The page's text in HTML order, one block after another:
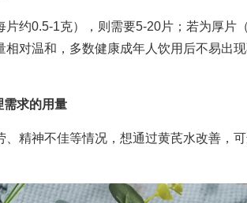
0.5-1克），则需要5-20片；若为厚片
相对温和，多数健康成年人饮用后不易出
需求的用量
神不佳等情况，想通过黄芪水改善，可